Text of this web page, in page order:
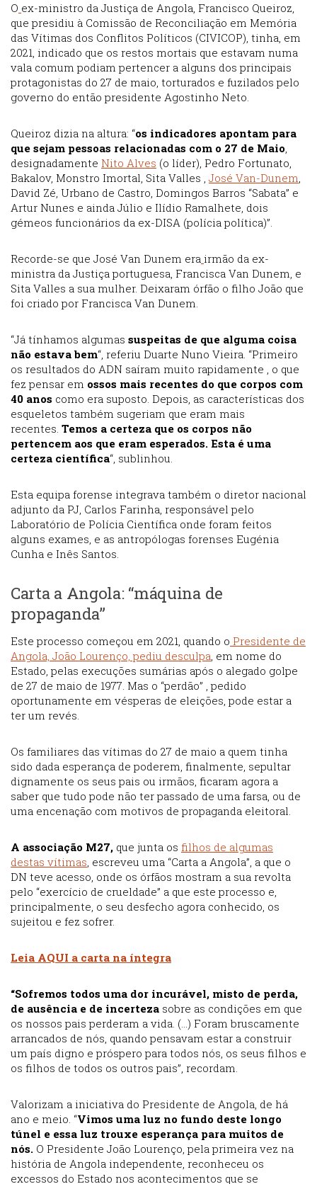
O ex-ministro da Justiça de Angola, Francisco Queiroz,
que presidiu à Comissão de Reconciliação em Memória
das Vítimas dos Conflitos Políticos (CIVICOP), tinha, em
2021, indicado que os restos mortais que estavam numa
vala comum podiam pertencer a alguns dos principais
protagonistas do 27 de maio, torturados e fuzilados pelo
governo do então presidente Agostinho Neto.
Queiroz dizia na altura: “os indicadores apontam para
que sejam pessoas relacionadas com o 27 de Maio,
designadamente Nito Alves (o líder), Pedro Fortunato,
Bakalov, Monstro Imortal, Sita Valles , José Van-Dunem,
David Zé, Urbano de Castro, Domingos Barros “Sabata” e
Artur Nunes e ainda Júlio e Ilídio Ramalhete, dois
gémeos funcionários da ex-DISA (polícia política)”.
Recorde-se que José Van Dunem era irmão da ex-
ministra da Justiça portuguesa, Francisca Van Dunem, e
Sita Valles a sua mulher. Deixaram órfão o filho João que
foi criado por Francisca Van Dunem.
“Já tínhamos algumas suspeitas de que alguma coisa
não estava bem“, referiu Duarte Nuno Vieira. “Primeiro
os resultados do ADN saíram muito rapidamente , o que
fez pensar em ossos mais recentes do que corpos com
40 anos como era suposto. Depois, as características dos
esqueletos também sugeriam que eram mais
recentes. Temos a certeza que os corpos não
pertencem aos que eram esperados. Esta é uma
certeza científica“, sublinhou.
Esta equipa forense integrava também o diretor nacional
adjunto da PJ, Carlos Farinha, responsável pelo
Laboratório de Polícia Científica onde foram feitos
alguns exames, e as antropólogas forenses Eugénia
Cunha e Inês Santos.
Carta a Angola: “máquina de
propaganda”
Este processo começou em 2021, quando o Presidente de
Angola, João Lourenço, pediu desculpa, em nome do
Estado, pelas execuções sumárias após o alegado golpe
de 27 de maio de 1977. Mas o “perdão” , pedido
oportunamente em vésperas de eleições, pode estar a
ter um revés.
Os familiares das vítimas do 27 de maio a quem tinha
sido dada esperança de poderem, finalmente, sepultar
dignamente os seus pais ou irmãos, ficaram agora a
saber que tudo pode não ter passado de uma farsa, ou de
uma encenação com motivos de propaganda eleitoral.
A associação M27, que junta os filhos de algumas
destas vítimas, escreveu uma “Carta a Angola”, a que o
DN teve acesso, onde os órfãos mostram a sua revolta
pelo “exercício de crueldade” a que este processo e,
principalmente, o seu desfecho agora conhecido, os
sujeitou e fez sofrer.
Leia AQUI a carta na íntegra
“Sofremos todos uma dor incurável, misto de perda,
de ausência e de incerteza sobre as condições em que
os nossos pais perderam a vida. (…) Foram bruscamente
arrancados de nós, quando pensavam estar a construir
um país digno e próspero para todos nós, os seus filhos e
os filhos de todos os outros pais”, recordam.
Valorizam a iniciativa do Presidente de Angola, de há
ano e meio. “Vimos ​​​​​​uma luz no fundo deste longo
túnel e essa luz trouxe esperança para muitos de
nós. O Presidente João Lourenço, pela primeira vez na
história de Angola independente, reconheceu os
excessos do Estado nos acontecimentos que se